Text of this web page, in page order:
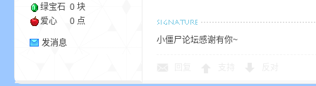
绿宝石 0 块
爱心
0 点
发消息 小僵尸论坛感谢有你~